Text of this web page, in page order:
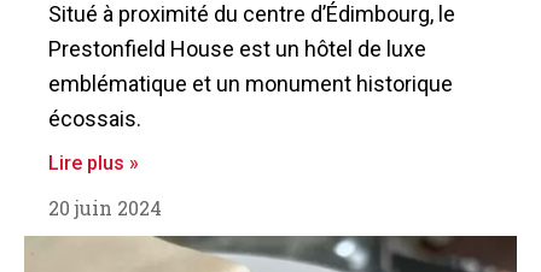
Situé à proximité du centre d’Édimbourg, le
Prestonfield House est un hôtel de luxe
emblématique et un monument historique
écossais.
Lire plus »
20 juin 2024